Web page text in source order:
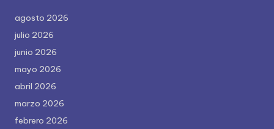
agosto 2026
julio 2026
junio 2026
mayo 2026
abril 2026
marzo 2026
febrero 2026